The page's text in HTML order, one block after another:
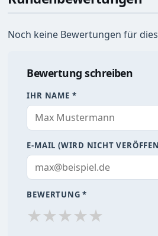
Noch keine Bewertungen für
Bewertung schreiben
IHR NAME *
E-MAIL (WIRD NICHT
BEWERTUNG *
★★★★★